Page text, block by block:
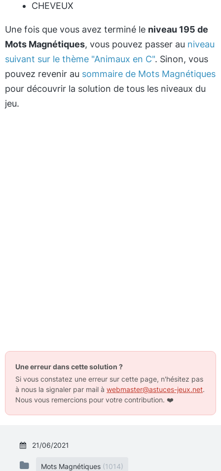
CHEVEUX
Une fois que vous avez terminé le niveau 195 de
Mots Magnétiques, vous pouvez passer au niveau
suivant sur le thème "Animaux en C". Sinon, vous
pouvez revenir au sommaire de Mots Magnétiques
pour découvrir la solution de tous les niveaux du
jeu.
Une erreur dans cette solution ?
Si vous constatez une erreur sur cette page, n'hésitez pas
à nous la signaler par mail à webmaster@astuces-jeux.net.
Nous vous remercions pour votre contribution. ❤️
21/06/2021
Mots Magnétiques (1014)